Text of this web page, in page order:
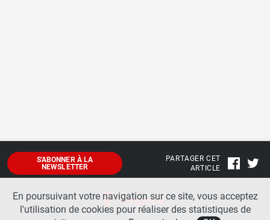
S'ABONNER À LA
NEWSLETTER
PARTAGER CET
ARTICLE
En poursuivant votre navigation sur ce site, vous acceptez
l'utilisation de cookies pour réaliser des statistiques de